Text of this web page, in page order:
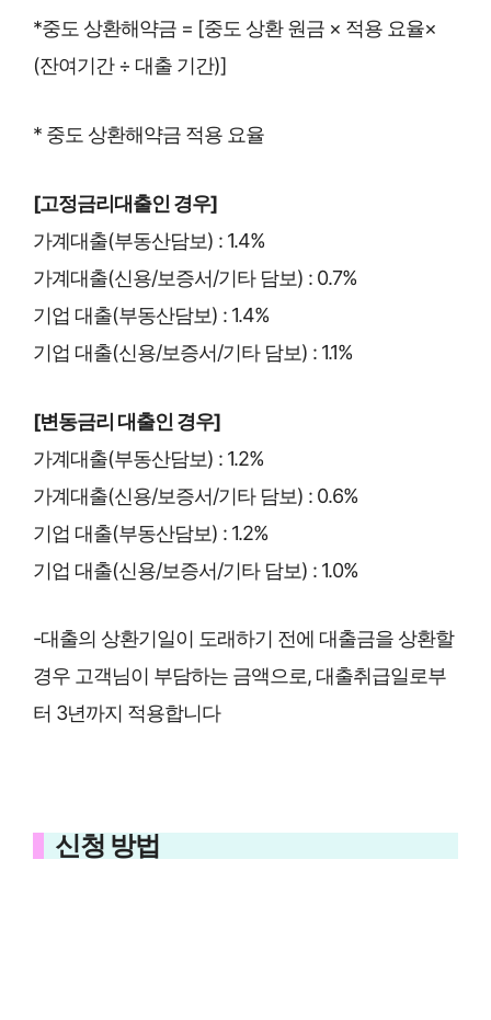
*중도 상환해약금 = [중도 상환 원금 × 적용 요율×
(잔여기간 ÷ 대출 기간)]
* 중도 상환해약금 적용 요율
[고정금리대출인 경우]
가계대출(부동산담보) : 1.4%
가계대출(신용/보증서/기타 담보) : 0.7%
기업 대출(부동산담보) : 1.4%
기업 대출(신용/보증서/기타 담보) : 1.1%
[변동금리 대출인 경우]
가계대출(부동산담보) : 1.2%
가계대출(신용/보증서/기타 담보) : 0.6%
기업 대출(부동산담보) : 1.2%
기업 대출(신용/보증서/기타 담보) : 1.0%
-대출의 상환기일이 도래하기 전에 대출금을 상환할
경우 고객님이 부담하는 금액으로, 대출취급일로부
터 3년까지 적용합니다
신청 방법